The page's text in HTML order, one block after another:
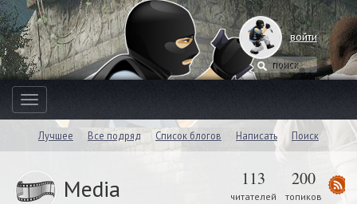
войти
Toggle
navigation
Лучшее Все подряд Список блогов Написать Поиск
Media 113
читателей
200
топиков